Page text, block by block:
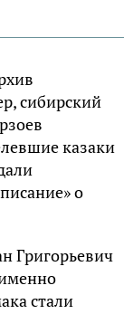
сибирский
казаки
о
Григорьевич
стали